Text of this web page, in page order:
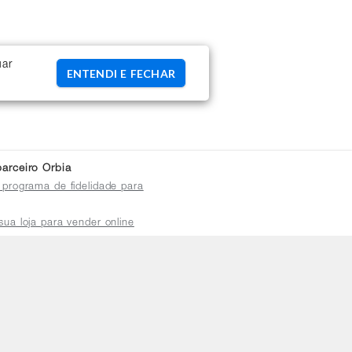
ENTENDI E FECHAR
Orbia
programa de fidelidade para
loja para vender online